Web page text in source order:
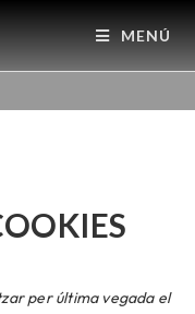
MENÚ
per última vegada el